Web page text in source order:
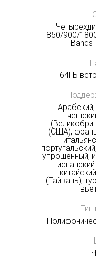
850/900/
Bands
64ГБ
Арабский,
(США),
упрощенный,
(Тайвань),
Тип